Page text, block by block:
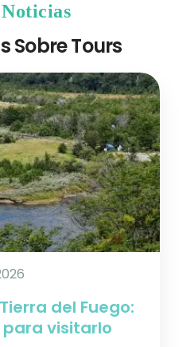
Sobre Tours
del Fuego:
visitarlo